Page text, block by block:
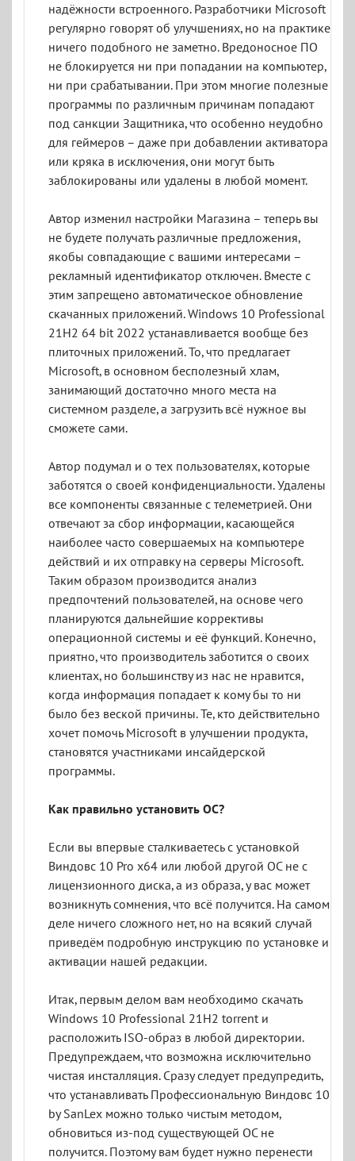
надёжности встроенного. Разработчики Microsoft
регулярно говорят об улучшениях, но на практике
ничего подобного не заметно. Вредоносное ПО
не блокируется ни при попадании на компьютер,
ни при срабатывании. При этом многие полезные
программы по различным причинам попадают
под санкции Защитника, что особенно неудобно
для геймеров – даже при добавлении активатора
или кряка в исключения, они могут быть
заблокированы или удалены в любой момент.
Автор изменил настройки Магазина – теперь вы
не будете получать различные предложения,
якобы совпадающие с вашими интересами –
рекламный идентификатор отключен. Вместе с
этим запрещено автоматическое обновление
скачанных приложений. Windows 10 Professional
21H2 64 bit 2022 устанавливается вообще без
плиточных приложений. То, что предлагает
Microsoft, в основном бесполезный хлам,
занимающий достаточно много места на
системном разделе, а загрузить всё нужное вы
сможете сами.
Автор подумал и о тех пользователях, которые
заботятся о своей конфиденциальности. Удалены
все компоненты связанные с телеметрией. Они
отвечают за сбор информации, касающейся
наиболее часто совершаемых на компьютере
действий и их отправку на серверы Microsoft.
Таким образом производится анализ
предпочтений пользователей, на основе чего
планируются дальнейшие коррективы
операционной системы и её функций. Конечно,
приятно, что производитель заботится о своих
клиентах, но большинству из нас не нравится,
когда информация попадает к кому бы то ни
было без веской причины. Те, кто действительно
хочет помочь Microsoft в улучшении продукта,
становятся участниками инсайдерской
программы.
Как правильно установить ОС?
Если вы впервые сталкиваетесь с установкой
Виндовс 10 Pro x64 или любой другой ОС не с
лицензионного диска, а из образа, у вас может
возникнуть сомнения, что всё получится. На самом
деле ничего сложного нет, но на всякий случай
приведём подробную инструкцию по установке и
активации нашей редакции.
Итак, первым делом вам необходимо скачать
Windows 10 Professional 21H2 torrent и
расположить ISO-образ в любой директории.
Предупреждаем, что возможна исключительно
чистая инсталляция. Сразу следует предупредить,
что устанавливать Профессиональную Виндовс 10
by SanLex можно только чистым методом,
обновиться из-под существующей ОС не
получится. Поэтому вам будет нужно перенести